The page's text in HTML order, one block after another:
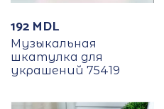
192 MDL
Музыкальная
шкатулка для
украшений 75419